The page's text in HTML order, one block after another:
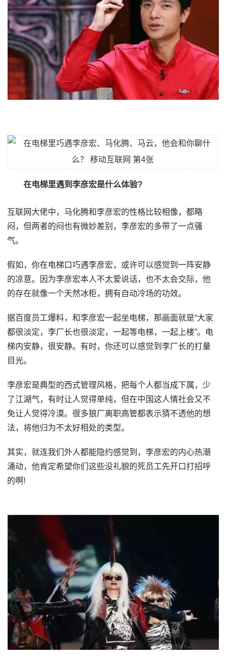
在电梯里遇到李彦宏是什么体验?
互联网大佬中，马化腾和李彦宏的性格比较相像，都略
闷，但两者的闷也有微妙差别，李彦宏的多带了一点骚
气。
假如，你在电梯口巧遇李彦宏，或许可以感觉到一阵安静
的凉意。因为李彦宏本人不太爱说话，也不太会交际，他
的存在就像一个天然冰柜，拥有自动冷场的功效。
据百度员工爆料，和李彦宏一起坐电梯，那画面就是“大家
都很淡定，李厂长也很淡定，一起等电梯，一起上楼”。电
梯内安静，很安静。有时，你还可以感觉到李厂长的打量
目光。
李彦宏是典型的西式管理风格，把每个人都当成下属，少
了江湖气，有时让人觉得单纯，但在中国这人情社会又不
免让人觉得冷漠。很多狼厂离职高管都表示猜不透他的想
法，将他归为不太好相处的类型。
其实，就连我们外人都能隐约感觉到，李彦宏的内心热潮
涌动，他肯定希望你们这些没礼貌的死员工先开口打招呼
的啊!